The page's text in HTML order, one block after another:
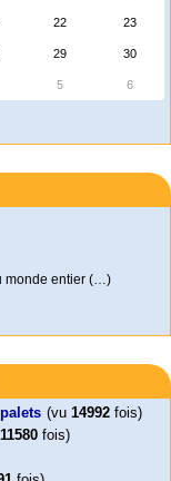
22 23
29 30
5 6
entier (…)
la République
la prison à vie pour
tombé !
veut faire voter ce (…)
travail (…)
(vu 14992 fois)
11580 fois)